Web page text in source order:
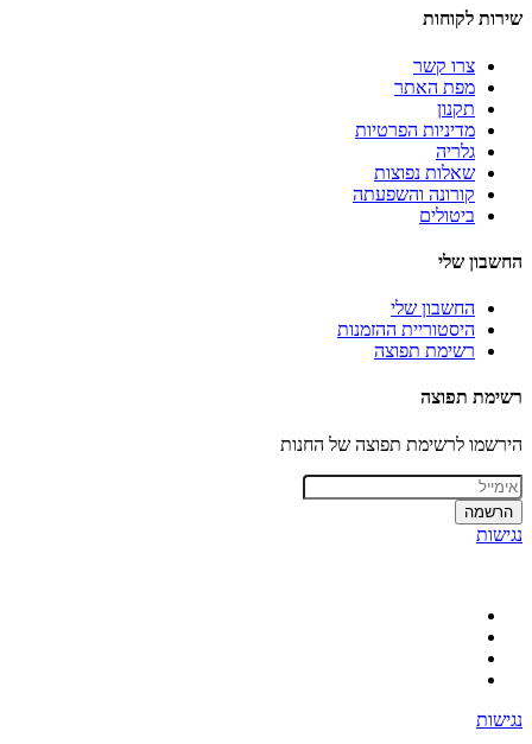
שירות לקוחות
צרו קשר
מפת האתר
תקנון
מדיניות הפרטיות
גלריה
שאלות נפוצות
קורונה והשפעתה
ביטולים
החשבון שלי
החשבון שלי
היסטוריית ההזמנות
רשימת תפוצה
רשימת תפוצה
הירשמו לרשימת תפוצה של החנות
הרשמה
נגישות
נגישות